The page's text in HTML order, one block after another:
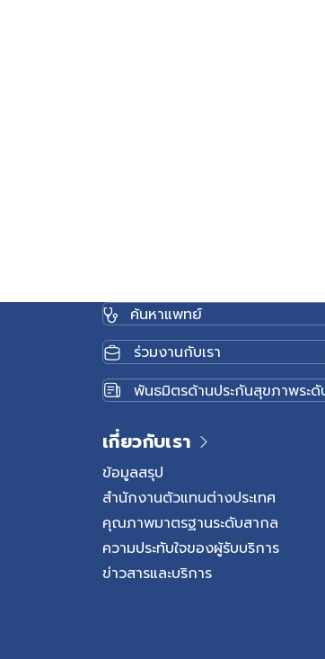
ค้นหาแพทย์
ร่วมงานกับเรา
พันธมิตรด้านประกันสุขภาพระดั
เกี่ยวกับเรา
ข้อมูลสรุป
สำนักงานตัวแทนต่างประเทศ
คุณภาพมาตรฐานระดับสากล
ความประทับใจของผู้รับบริการ
ข่าวสารและบริการ